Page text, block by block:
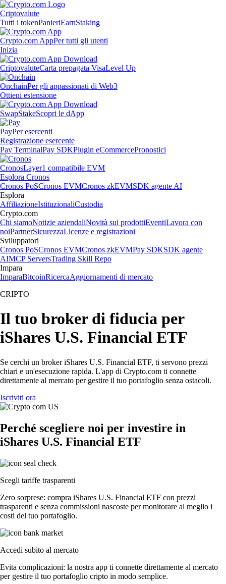
Criptovalute
Tutti i tokenPanieriEarnStaking
Crypto.com AppPer tutti gli utenti
Inizia
CriptovaluteCarta prepagata VisaLevel Up
OnchainPer gli appassionati di Web3
Ottieni estensione
SwapStakeScopri le dApp
PayPer esercenti
Registrazione esercente
Pay TerminalPay SDKPlugin eCommercePronostici
CronosLayer1 compatibile EVM
Esplora Cronos
Cronos PoSCronos EVMCronos zkEVMSDK agente AI
Esplora
AffiliazioneIstituzionaliCustodia
Crypto.com
Chi siamoNotizie aziendaliNovità sui prodottiEventiLavora con
noiPartnerSicurezzaLicenze e registrazioni
Sviluppatori
Cronos PoSCronos EVMCronos zkEVMPay SDKSDK agente
AIMCP ServersTrading Skill Repo
Impara
ImparaBitcoinRicercaAggiornamenti di mercato
CRIPTO
Il tuo broker di fiducia per
iShares U.S. Financial ETF
Se cerchi un broker iShares U.S. Financial ETF, ti servono prezzi
chiari e un'esecuzione rapida. L'app di Crypto.com ti connette
direttamente al mercato per gestire il tuo portafoglio senza ostacoli.
Iscriviti ora
Perché scegliere noi per investire in
iShares U.S. Financial ETF
Scegli tariffe trasparenti
Zero sorprese: compra iShares U.S. Financial ETF con prezzi
trasparenti e senza commissioni nascoste per monitorare al meglio i
costi del tuo portafoglio.
Accedi subito al mercato
Evita complicazioni: la nostra app ti connette direttamente al mercato
per gestire il tuo portafoglio cripto in modo semplice.